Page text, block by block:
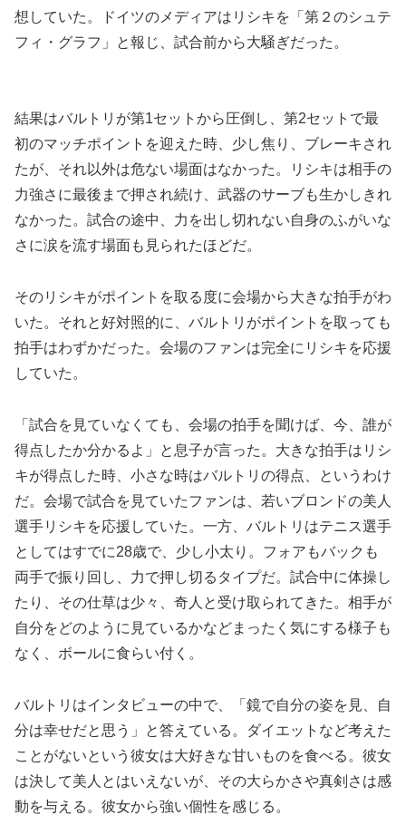
想していた。ドイツのメディアはリシキを「第２のシュテ
フィ・グラフ」と報じ、試合前から大騒ぎだった。
結果はバルトリが第1セットから圧倒し、第2セットで最
初のマッチポイントを迎えた時、少し焦り、ブレーキされ
たが、それ以外は危ない場面はなかった。リシキは相手の
力強さに最後まで押され続け、武器のサーブも生かしきれ
なかった。試合の途中、力を出し切れない自身のふがいな
さに涙を流す場面も見られたほどだ。
そのリシキがポイントを取る度に会場から大きな拍手がわ
いた。それと好対照的に、バルトリがポイントを取っても
拍手はわずかだった。会場のファンは完全にリシキを応援
していた。
「試合を見ていなくても、会場の拍手を聞けば、今、誰が
得点したか分かるよ」と息子が言った。大きな拍手はリシ
キが得点した時、小さな時はバルトリの得点、というわけ
だ。会場で試合を見ていたファンは、若いブロンドの美人
選手リシキを応援していた。一方、バルトリはテニス選手
としてはすでに28歳で、少し小太り。フォアもバックも
両手で振り回し、力で押し切るタイプだ。試合中に体操し
たり、その仕草は少々、奇人と受け取られてきた。相手が
自分をどのように見ているかなどまったく気にする様子も
なく、ボールに食らい付く。
バルトリはインタビューの中で、「鏡で自分の姿を見、自
分は幸せだと思う」と答えている。ダイエットなど考えた
ことがないという彼女は大好きな甘いものを食べる。彼女
は決して美人とはいえないが、その大らかさや真剣さは感
動を与える。彼女から強い個性を感じる。